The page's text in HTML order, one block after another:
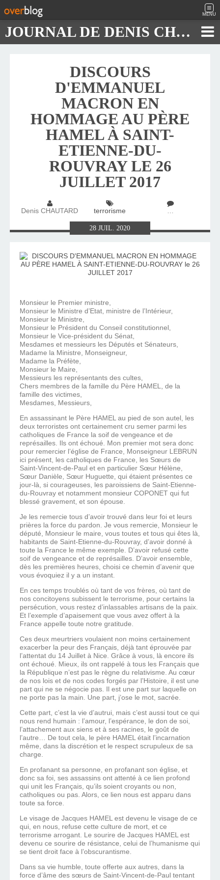
MENU
JOURNAL DE DENIS CHAUTARD
DISCOURS
D'EMMANUEL
MACRON EN
HOMMAGE AU PÈRE
HAMEL À SAINT-
ETIENNE-DU-
ROUVRAY LE 26
JUILLET 2017
Denis CHAUTARD terrorisme …
28JUIL.2020
Monsieur le Premier ministre,
Monsieur le Ministre d’Etat, ministre de l’Intérieur,
Monsieur le Ministre,
Monsieur le Président du Conseil constitutionnel,
Monsieur le Vice-président du Sénat,
Mesdames et messieurs les Députés et Sénateurs,
Madame la Ministre, Monseigneur,
Madame la Préfète,
Monsieur le Maire,
Messieurs les représentants des cultes,
Chers membres de la famille du Père HAMEL, de la
famille des victimes,
Mesdames, Messieurs,
En assassinant le Père HAMEL au pied de son autel, les
deux terroristes ont certainement cru semer parmi les
catholiques de France la soif de vengeance et de
représailles. Ils ont échoué. Mon premier mot sera donc
pour remercier l’église de France, Monseigneur LEBRUN
ici présent, les catholiques de France, les Sœurs de
Saint-Vincent-de-Paul et en particulier Sœur Hélène,
Sœur Danièle, Sœur Huguette, qui étaient présentes ce
jour-là, si courageuses, les paroissiens de Saint-Etienne-
du-Rouvray et notamment monsieur COPONET qui fut
blessé gravement, et son épouse.
Je les remercie tous d’avoir trouvé dans leur foi et leurs
prières la force du pardon. Je vous remercie, Monsieur le
député, Monsieur le maire, vous toutes et tous qui êtes là,
habitants de Saint-Etienne-du-Rouvray, d’avoir donné à
toute la France le même exemple. D’avoir refusé cette
soif de vengeance et de représailles. D’avoir ensemble,
dès les premières heures, choisi ce chemin d’avenir que
vous évoquiez il y a un instant.
En ces temps troublés où tant de vos frères, où tant de
nos concitoyens subissent le terrorisme, pour certains la
persécution, vous restez d’inlassables artisans de la paix.
Et l’exemple d’apaisement que vous avez offert à la
France appelle toute notre gratitude.
Ces deux meurtriers voulaient non moins certainement
exacerber la peur des Français, déjà tant éprouvée par
l’attentat du 14 Juillet à Nice. Grâce à vous, là encore ils
ont échoué. Mieux, ils ont rappelé à tous les Français que
la République n’est pas le règne du relativisme. Au cœur
de nos lois et de nos codes forgés par l’Histoire, il est une
part qui ne se négocie pas. Il est une part sur laquelle on
ne porte pas la main. Une part, j’ose le mot, sacrée.
Cette part, c’est la vie d’autrui, mais c’est aussi tout ce qui
nous rend humain : l’amour, l’espérance, le don de soi,
l’attachement aux siens et à ses racines, le goût de
l’autre… De tout cela, le père HAMEL était l’incarnation
même, dans la discrétion et le respect scrupuleux de sa
charge.
En profanant sa personne, en profanant son église, et
donc sa foi, ses assassins ont attenté à ce lien profond
qui unit les Français, qu’ils soient croyants ou non,
catholiques ou pas. Alors, ce lien nous est apparu dans
toute sa force.
Le visage de Jacques HAMEL est devenu le visage de ce
qui, en nous, refuse cette culture de mort, et ce
terrorisme arrogant. Le sourire de Jacques HAMEL est
devenu ce sourire de résistance, celui de l’humanisme qui
se tient droit face à l’obscurantisme.
Dans sa vie humble, toute offerte aux autres, dans la
force d’âme des sœurs de Saint-Vincent-de-Paul tentant